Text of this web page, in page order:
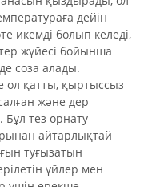
дейін
икемді болып келеді,
жүйесі бойынша
соза алады.
ол қатты, қыртыссыз
және дер
Бұл тез орнату
айтарлықтай
туғызатын
үйлер мен